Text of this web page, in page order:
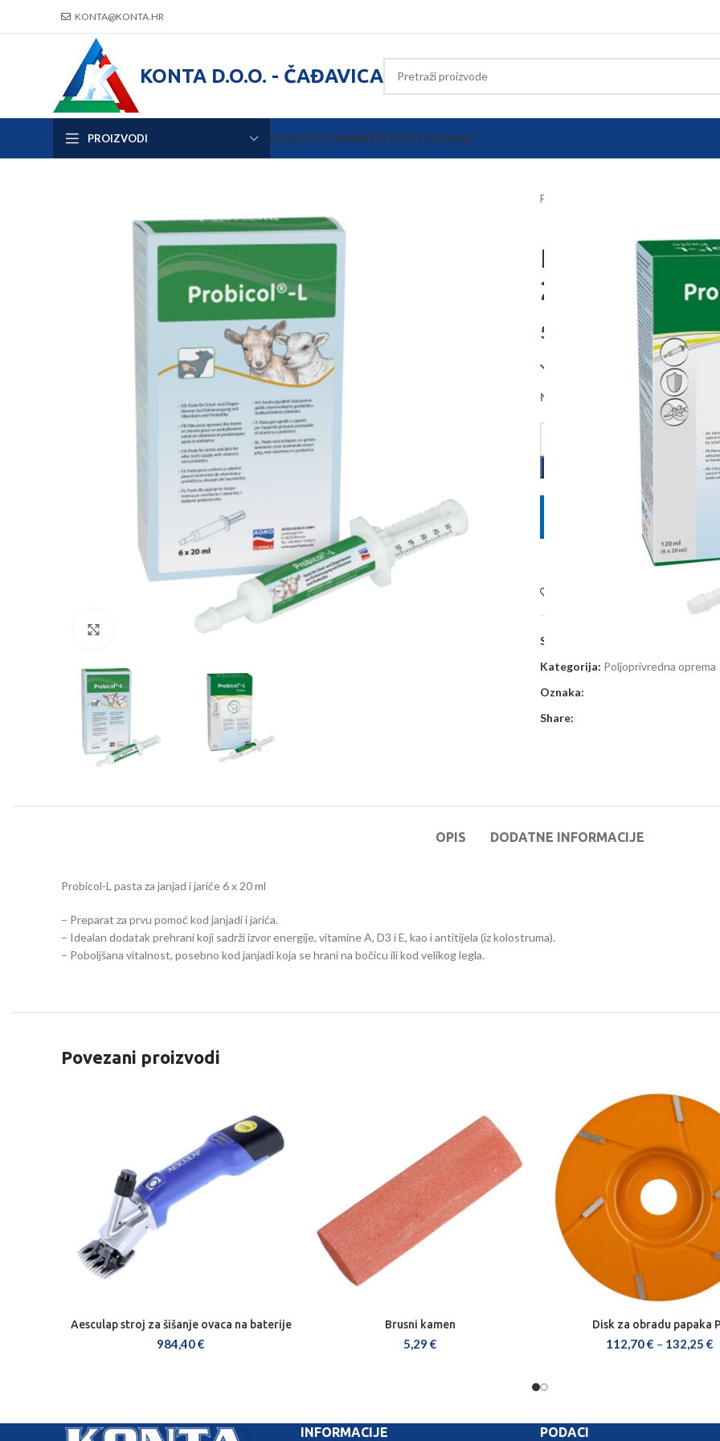
KONTA@KONTA.HR
KONTA D.O.O. - ČAĐAVICA
PROIZVODI NOVOSTIO NAMAKONTAKTTRGOVINA
Početna
Probicol-L
20 ml
56,35
Na zalihi kod dobavljača, dobava
POŠALJITE UPIT
SKU:
Kategorija: Poljoprivredna oprema
Oznaka:
Share:
OPIS DODATNE INFORMACIJE
Probicol-L pasta za janjad i jariće 6 x 20 ml
– Preparat za prvu pomoć kod janjadi i jarića.
– Idealan dodatak prehrani koji sadrži izvor energije, vitamine A, D3 i E, kao i antitijela (iz kolostruma).
– Poboljšana vitalnost, posebno kod janjadi koja se hrani na bočicu ili kod velikog legla.
Povezani proizvodi
DODAJ U KOŠARICU
Aesculap stroj za šišanje ovaca na baterije
984,40€
DODAJ U KOŠARICU
Brusni kamen
5,29 €
ODABERI OPCIJE
Disk za obradu papaka
112,70€ – 132,25 €
INFORMACIJE PODACI